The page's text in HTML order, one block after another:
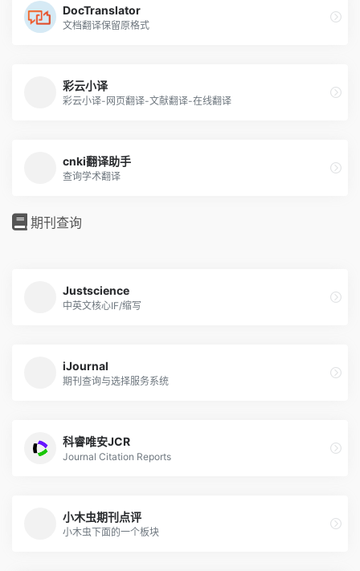
DocTranslator
文档翻译保留原格式
彩云小译
彩云小译-网页翻译-文献翻译-在线翻译
cnki翻译助手
查询学术翻译
期刊查询
Justscience
中英文核心IF/缩写
iJournal
期刊查询与选择服务系统
科睿唯安JCR
Journal Citation Reports
小木虫期刊点评
小木虫下面的一个板块